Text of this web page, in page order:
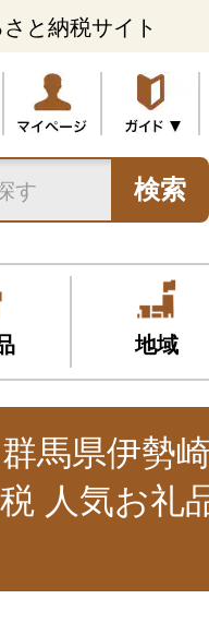
と納税サイト
検索
地域
群馬県伊勢
人気お礼